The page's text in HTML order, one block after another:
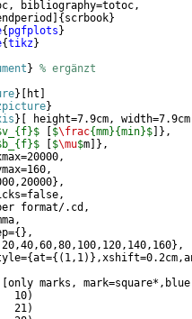
bibliography=totoc,
] {scrbook}
{pgfplots}
{tikz}
} % ergänzt
} [ ht ]
}
} [ height=7.9cm,
[$\frac{mm}{min}$]} ,
[$\mu$m]} ,
} ,
format/.cd,
{} ,
} ,
{at={( 1,1 )}
[only marks, mark=square*,blue
10)
21 )